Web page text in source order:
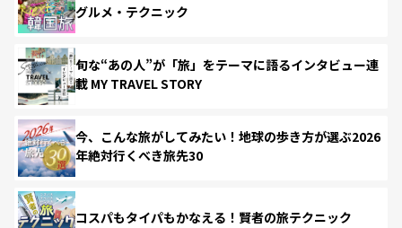
グルメ・テクニック
旬な“あの人”が「旅」をテーマに語るインタビュー連
載 MY TRAVEL STORY
今、こんな旅がしてみたい！地球の歩き方が選ぶ2026
年絶対行くべき旅先30
コスパもタイパもかなえる！賢者の旅テクニック